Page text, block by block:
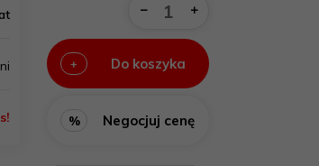
+ Do koszyka
% Negocjuj cenę